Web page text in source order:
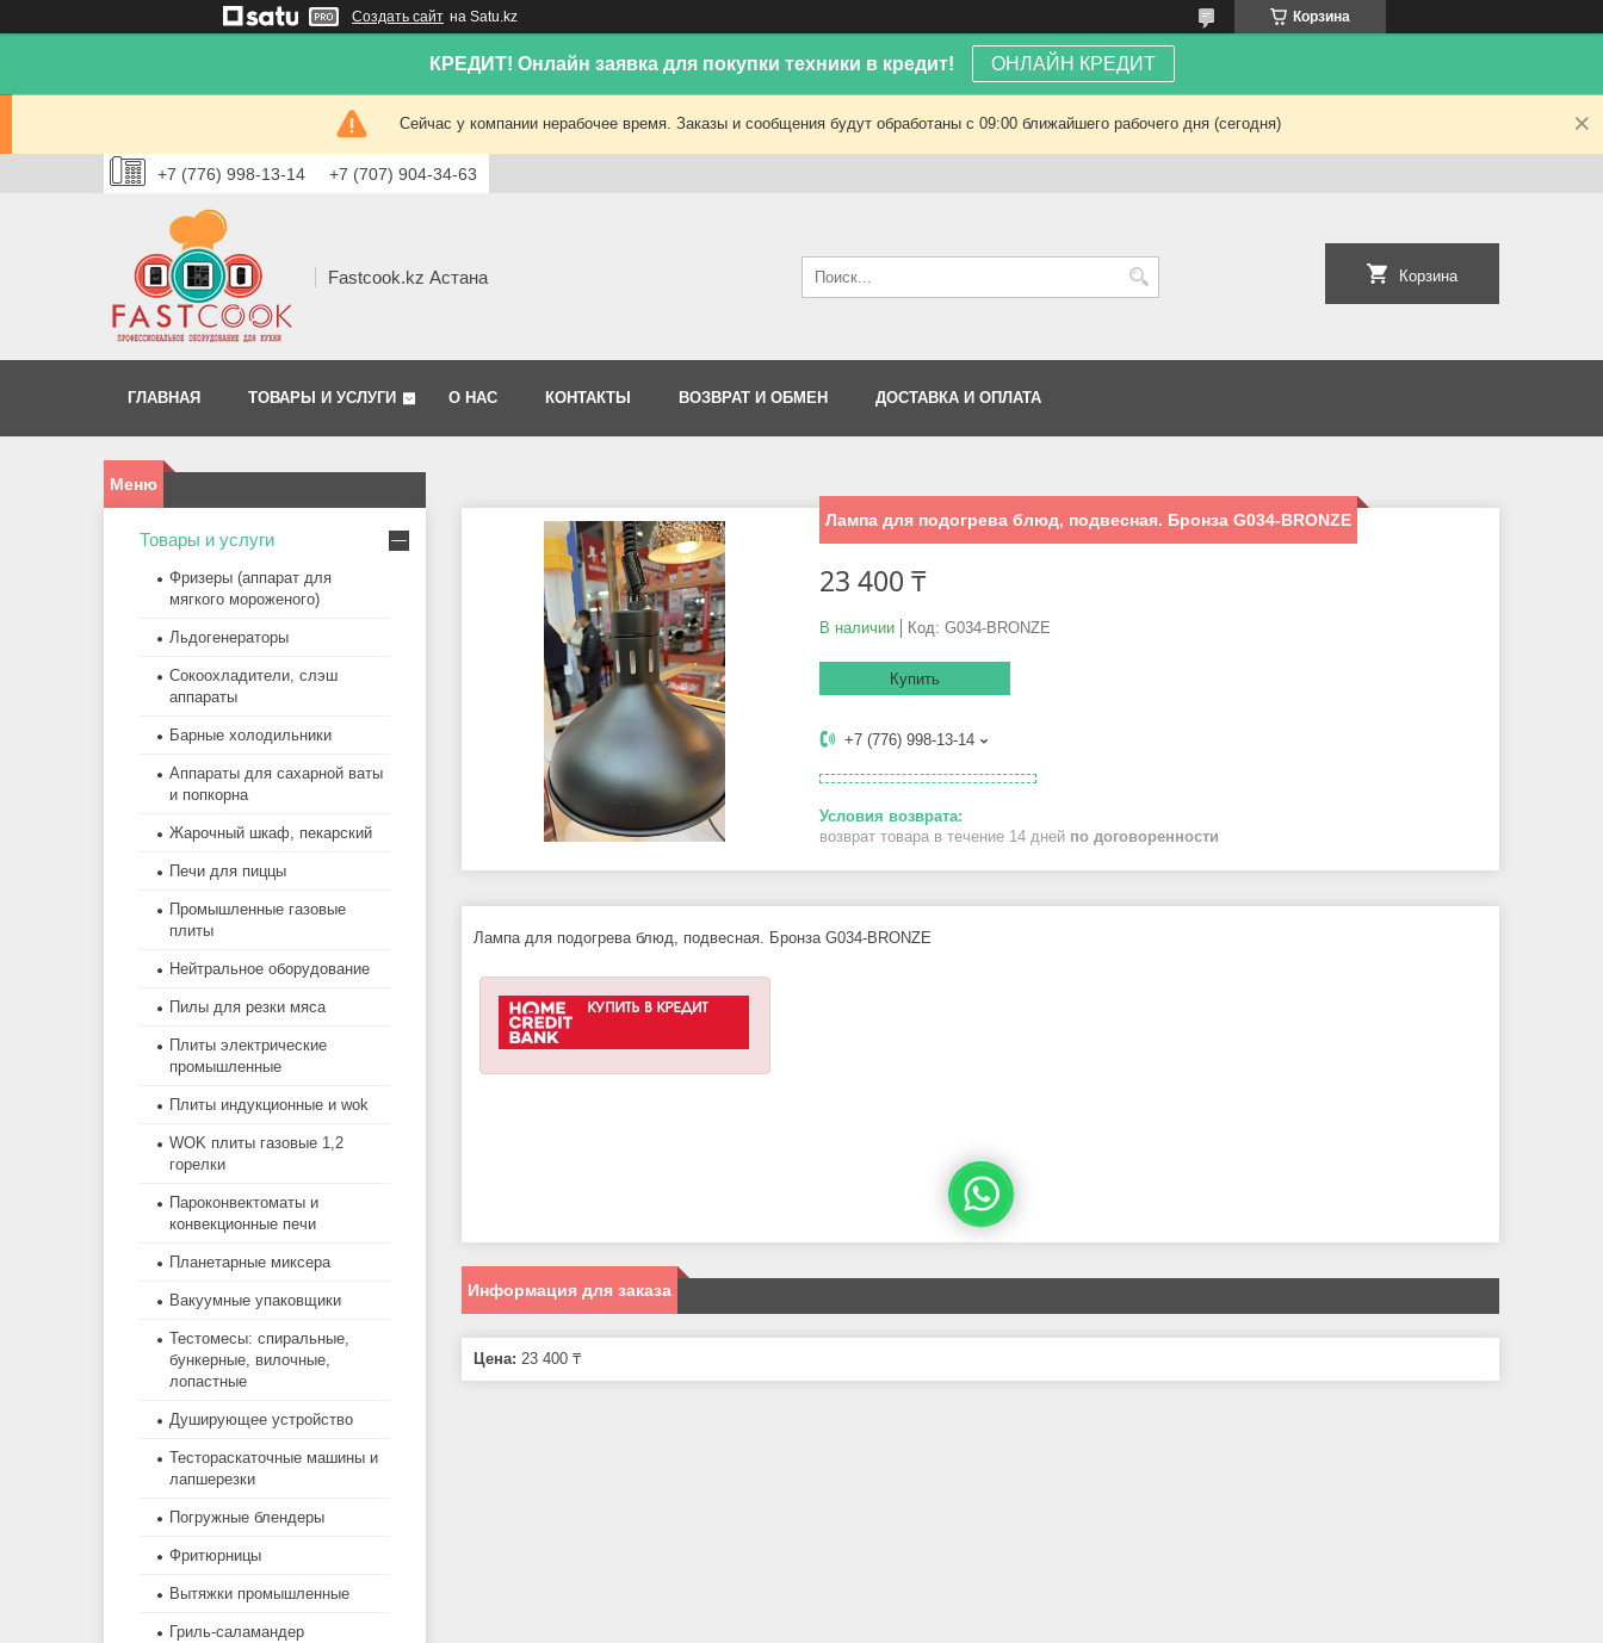
Создать сайт на Satu.kz Корзина
КРЕДИТ! Онлайн заявка для покупки техники в кредит! ОНЛАЙН КРЕДИТ
Сейчас у компании нерабочее время. Заказы и сообщения будут обработаны с 09:00 ближайшего рабочего дня (сегодня)
+7 (776) 998-13-14 +7 (707) 904-34-63
Fastcook.kz Астана Корзина
ГЛАВНАЯ ТОВАРЫ И УСЛУГИ О НАС КОНТАКТЫ ВОЗВРАТ И ОБМЕН ДОСТАВКА И ОПЛАТА
Лампа для подогрева блюд, подвесная. Бронза G034-BRONZE
23 400 ₸
В наличии Код: G034-BRONZE
Купить
+7 (776) 998-13-14
возврат товара в течение 14 дней по договоренности
Лампа для подогрева блюд, подвесная. Бронза G034-BRONZE
Информация для заказа
Цена: 23 400 ₸
Товары и услуги
Фризеры (аппарат для
мягкого мороженого)
Льдогенераторы
Сокоохладители, слэш
аппараты
Барные холодильники
Аппараты для сахарной ваты
и попкорна
Жарочный шкаф, пекарский
Печи для пиццы
Промышленные газовые
плиты
Нейтральное оборудование
Пилы для резки мяса
Плиты электрические
промышленные
Плиты индукционные и wok
WOK плиты газовые 1,2
горелки
Пароконвектоматы и
конвекционные печи
Планетарные миксера
Вакуумные упаковщики
Тестомесы: спиральные,
бункерные, вилочные,
лопастные
Душирующее устройство
Тестораскаточные машины и
лапшерезки
Погружные блендеры
Фритюрницы
Вытяжки промышленные
Гриль-саламандер